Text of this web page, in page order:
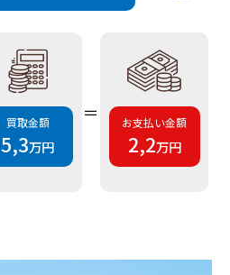
買取金額
5,3万円
＝ お支払い金額
2,2万円